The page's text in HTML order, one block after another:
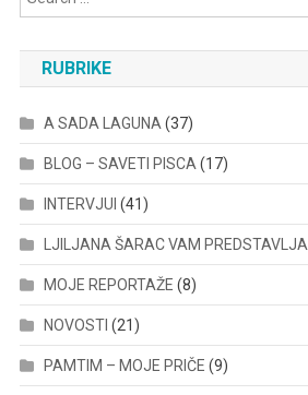
RUBRIKE
A SADA LAGUNA (37)
BLOG – SAVETI PISCA (17)
INTERVJUI (41)
LJILJANA ŠARAC VAM PREDSTAVLJA
MOJE REPORTAŽE (8)
NOVOSTI (21)
PAMTIM – MOJE PRIČE (9)